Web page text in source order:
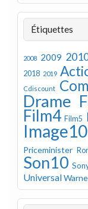
Étiquettes
2008 2009
2018 2019
Cdiscount
Drame
Film4 Film5
Image10
Priceminister
Son10
Universal